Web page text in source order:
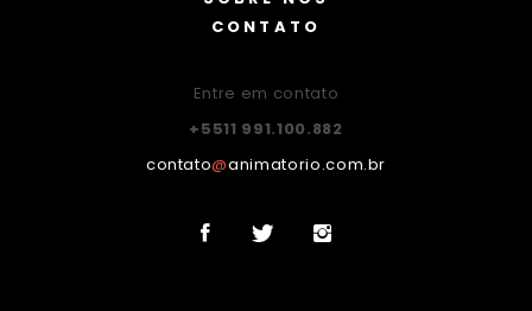
CONTATO
Entre em contato
+5511 991.100.882
contato@animatorio.com.br